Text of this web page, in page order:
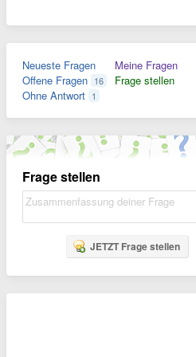
Neueste Fragen
Offene Fragen 16
Ohne Antwort 1
Meine Fragen
Frage stellen
Frage stellen
JETZT Frage stellen